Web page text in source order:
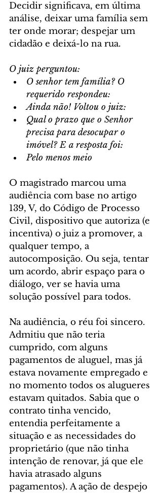
Decidir significava, em última
análise, deixar uma família sem
ter onde morar; despejar um
cidadão e deixá-lo na rua.
O juiz perguntou:
O senhor tem família? O
requerido respondeu:
Ainda não! Voltou o juiz:
Qual o prazo que o Senhor
precisa para desocupar o
imóvel? E a resposta foi:
Pelo menos meio
O magistrado marcou uma
audiência com base no artigo
139, V, do Código de Processo
Civil, dispositivo que autoriza (e
incentiva) o juiz a promover, a
qualquer tempo, a
autocomposição. Ou seja, tentar
um acordo, abrir espaço para o
diálogo, ver se havia uma
solução possível para todos.
Na audiência, o réu foi sincero.
Admitiu que não teria
cumprido, com alguns
pagamentos de aluguel, mas já
estava novamente empregado e
no momento todos os alugueres
estavam quitados. Sabia que o
contrato tinha vencido,
entendia perfeitamente a
situação e as necessidades do
proprietário (que não tinha
intenção de renovar, já que ele
havia atrasado alguns
pagamentos). A ação de despejo